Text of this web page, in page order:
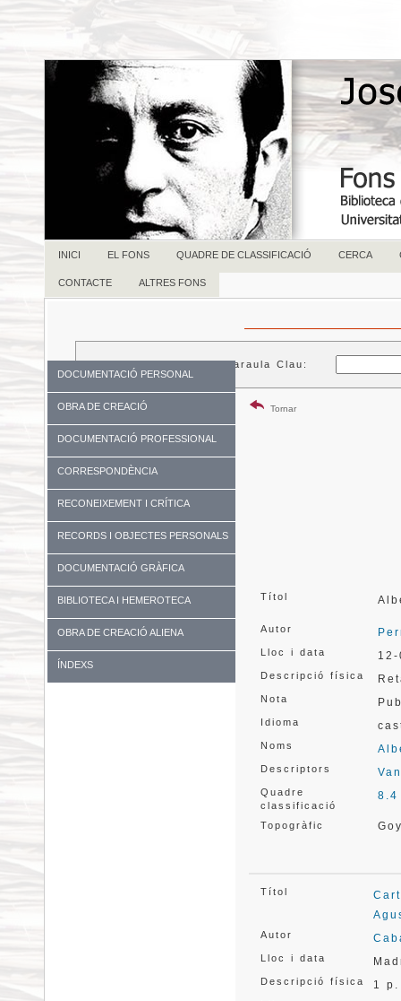
INICI EL FONS QUADRE DE CLASSIFICACIÓ CERCA
CONTACTE ALTRES FONS
DOCUMENTACIÓ PERSONAL
OBRA DE CREACIÓ
DOCUMENTACIÓ PROFESSIONAL
CORRESPONDÈNCIA
RECONEIXEMENT I CRÍTICA
RECORDS I OBJECTES PERSONALS
DOCUMENTACIÓ GRÀFICA
BIBLIOTECA I HEMEROTECA
OBRA DE CREACIÓ ALIENA
ÍNDEXS
Paraula Clau:
Tornar
Títol
Autor
Lloc i data
Descripció física
Nota
Idioma
Noms
Descriptors
Quadre
classificació
8.4
Topogràfic
Títol
Autor
Lloc i data
Descripció física 1